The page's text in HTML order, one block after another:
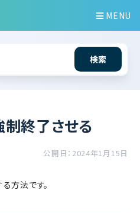
MENU
検索
終了させる
公開日：2024年1月15日
方法です。